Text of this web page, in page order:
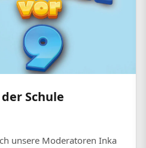
Schule
unsere Moderatoren Inka